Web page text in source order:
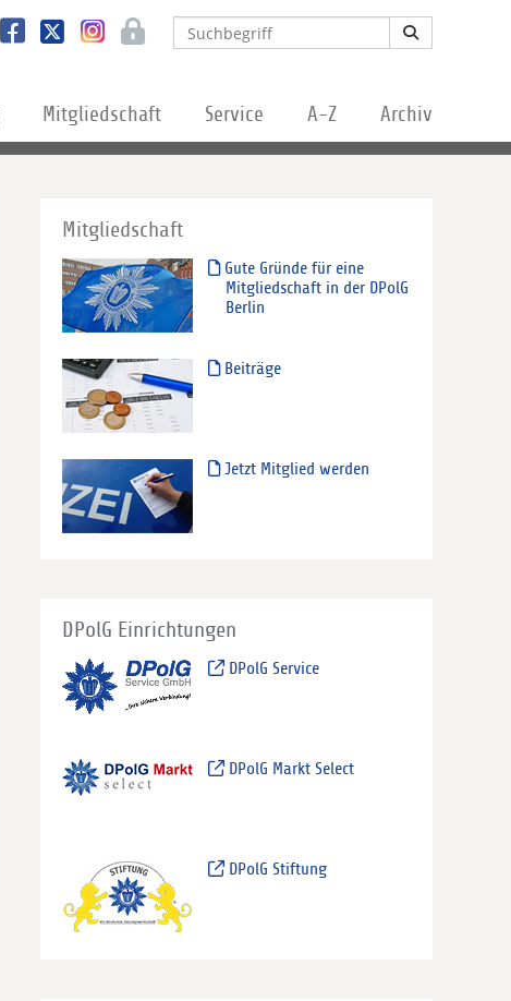
Mitgliedschaft Service A-Z Archiv
Mitgliedschaft
Gute Gründe für eine
Mitgliedschaft in der DPolG
Berlin
Beiträge
Jetzt Mitglied werden
DPolG Einrichtungen
DPolG Service
DPolG Markt Select
DPolG Stiftung